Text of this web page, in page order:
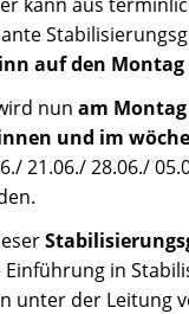
auf den Montag
nun am Montag
und im
21.06./ 28.06./
Einführung in
unter der Leitung